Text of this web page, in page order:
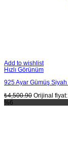
Add to wishlist
Hızlı Görünüm
925 Ayar Gümüş
₺4,500.90 Orijinal
%6